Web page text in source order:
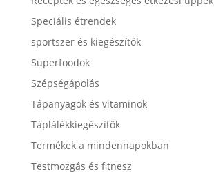
Speciális étrendek
sportszer és kiegészítők
Superfoodok
Szépségápolás
Tápanyagok és vitaminok
Táplálékkiegészítők
Termékek a mindennapokban
Testmozgás és fitnesz